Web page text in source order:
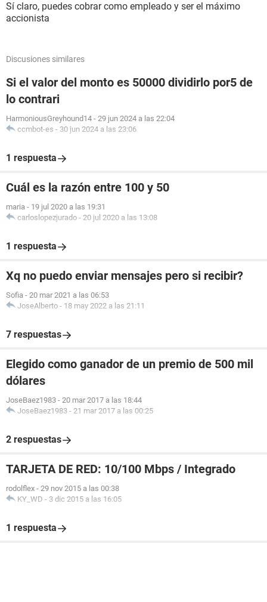
Sí claro, puedes cobrar como empleado y ser el máximo
accionista
Discusiones similares
Si el valor del monto es 50000 dividirlo por5 de
lo contrari
HarmoniousGreyhound14 - 29 jun 2024 a las 22:04
ccmbot-es - 30 jun 2024 a las 23:06
1 respuesta
Cuál es la razón entre 100 y 50
maria - 19 jul 2020 a las 19:31
carloslopezjurado - 20 jul 2020 a las 13:08
1 respuesta
Xq no puedo enviar mensajes pero si recibir?
Sofia - 20 mar 2021 a las 06:53
JoseAlberto - 18 may 2022 a las 21:11
7 respuestas
Elegido como ganador de un premio de 500 mil
dólares
JoseBaez1983 - 20 mar 2017 a las 18:44
JoseBaez1983 - 21 mar 2017 a las 00:25
2 respuestas
TARJETA DE RED: 10/100 Mbps / Integrado
rodolflex - 29 nov 2015 a las 00:38
KY_WD - 3 dic 2015 a las 16:05
1 respuesta